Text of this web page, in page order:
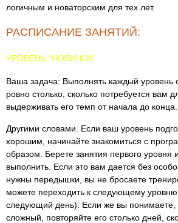
логичным и новаторским для тех лет.
РАСПИСАНИЕ ЗАНЯТИЙ:
УРОВЕНЬ “НОВИЧОК”.
Ваша задача: Выполнять каждый уровень
ровно столько, сколько потребуется вам
выдерживать его темп от начала до конца.
Другими словами. Если ваш уровень
хорошим, начинайте знакомиться с
образом. Берете занятия первого уровня
выполнить. Если это вам дается без
нужны передышки, вы не бросаете
можете переходить к следующему
следующий день). Если же вы понимаете,
сложный, повторяйте его столько дней,